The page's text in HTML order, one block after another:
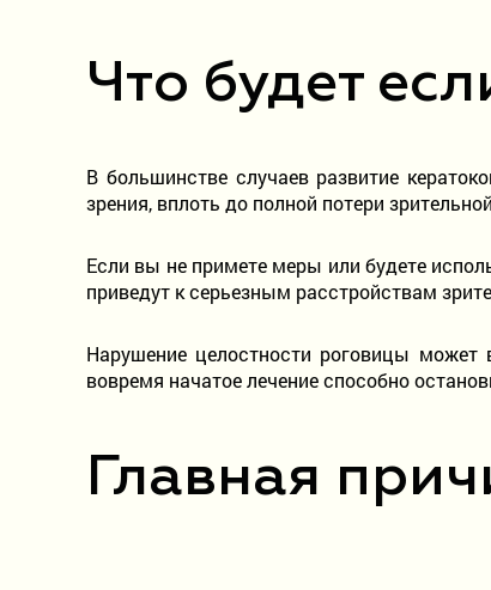
Что будет
В большинстве случаев развитие
зрения, вплоть до полной потери
Если вы не примете меры или будете
приведут к серьезным расстройствам
Нарушение целостности роговицы может
вовремя начатое лечение способно
Главная